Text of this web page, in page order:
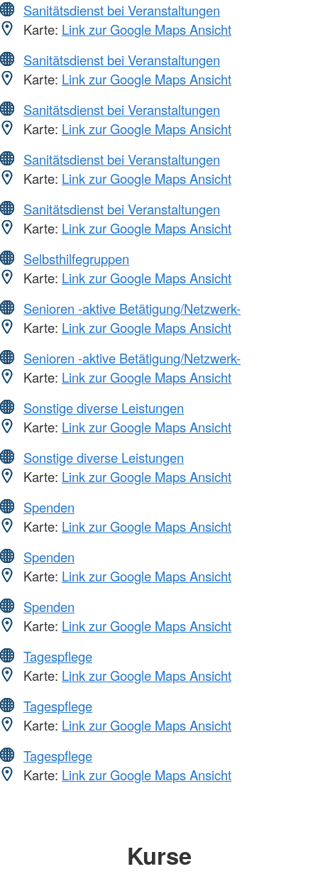
Sanitätsdienst bei Veranstaltungen
Karte: Link zur Google Maps Ansicht
Sanitätsdienst bei Veranstaltungen
Karte: Link zur Google Maps Ansicht
Sanitätsdienst bei Veranstaltungen
Karte: Link zur Google Maps Ansicht
Sanitätsdienst bei Veranstaltungen
Karte: Link zur Google Maps Ansicht
Sanitätsdienst bei Veranstaltungen
Karte: Link zur Google Maps Ansicht
Selbsthilfegruppen
Karte: Link zur Google Maps Ansicht
Senioren -aktive Betätigung/Netzwerk-
Karte: Link zur Google Maps Ansicht
Senioren -aktive Betätigung/Netzwerk-
Karte: Link zur Google Maps Ansicht
Sonstige diverse Leistungen
Karte: Link zur Google Maps Ansicht
Sonstige diverse Leistungen
Karte: Link zur Google Maps Ansicht
Spenden
Karte: Link zur Google Maps Ansicht
Spenden
Karte: Link zur Google Maps Ansicht
Spenden
Karte: Link zur Google Maps Ansicht
Tagespflege
Karte: Link zur Google Maps Ansicht
Tagespflege
Karte: Link zur Google Maps Ansicht
Tagespflege
Karte: Link zur Google Maps Ansicht
Kurse